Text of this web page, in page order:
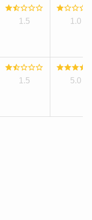
1.5 1.0
1.5 5.0